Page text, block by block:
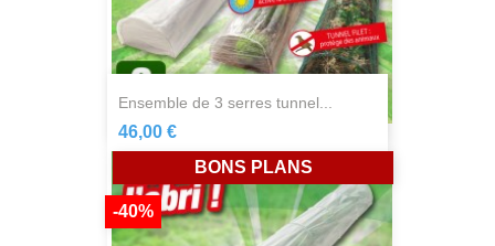
ensemble de 3 serres tunnel...
46,00 €
-40%
BONS PLANS